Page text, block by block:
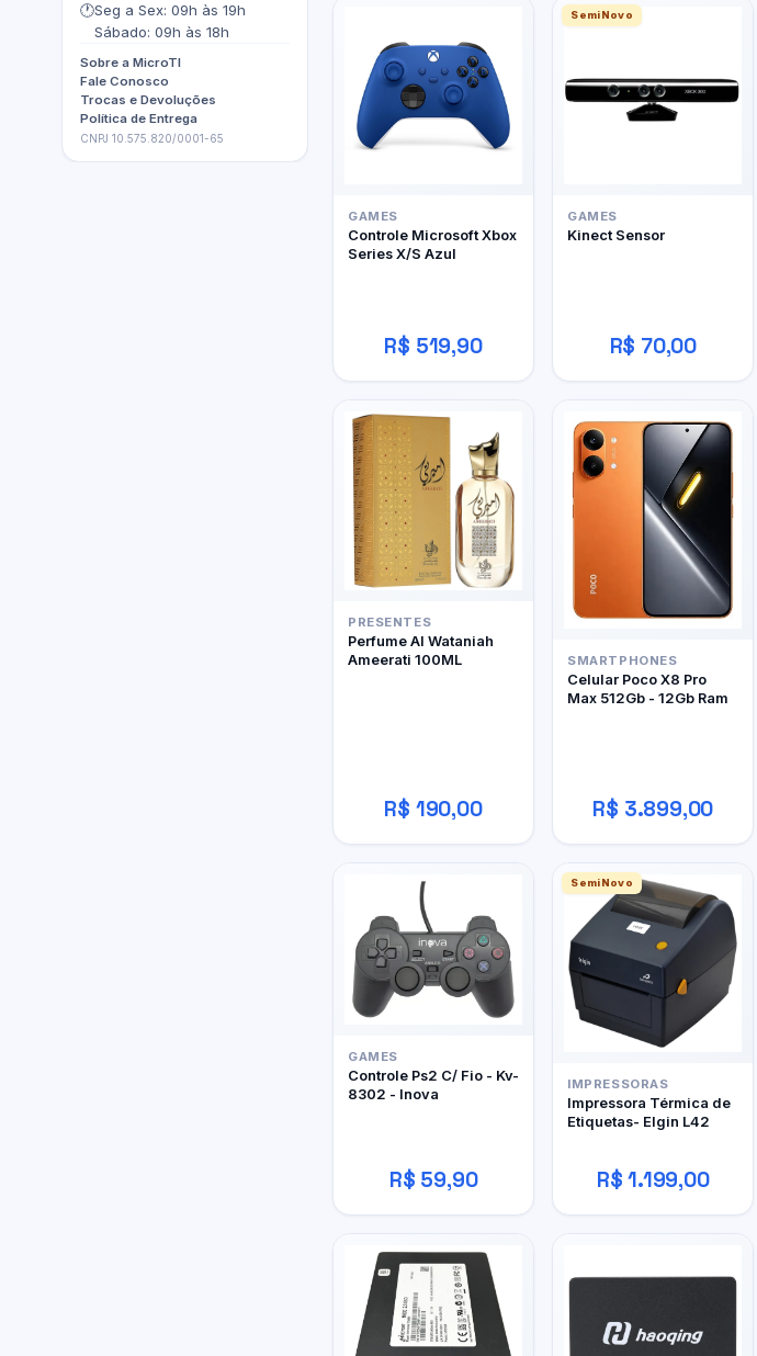
🕐Seg a Sex: 09h às 19h
Sábado: 09h às 18h
Sobre a MicroTI
Fale Conosco
Trocas e Devoluções
Política de Entrega
CNPJ 10.575.820/0001-65
GAMES
Controle Microsoft Xbox
Series X/S Azul
R$ 519,90
SemiNovo
GAMES
Kinect Sensor
R$ 70,00
PRESENTES
Perfume Al Wataniah
Ameerati 100ML
R$ 190,00
SMARTPHONES
Celular Poco X8 Pro
Max 512Gb - 12Gb Ram
R$ 3.899,00
GAMES
Controle Ps2 C/ Fio - Kv-
8302 - Inova
R$ 59,90
SemiNovo
IMPRESSORAS
Impressora Térmica de
Etiquetas- Elgin L42
R$ 1.199,00